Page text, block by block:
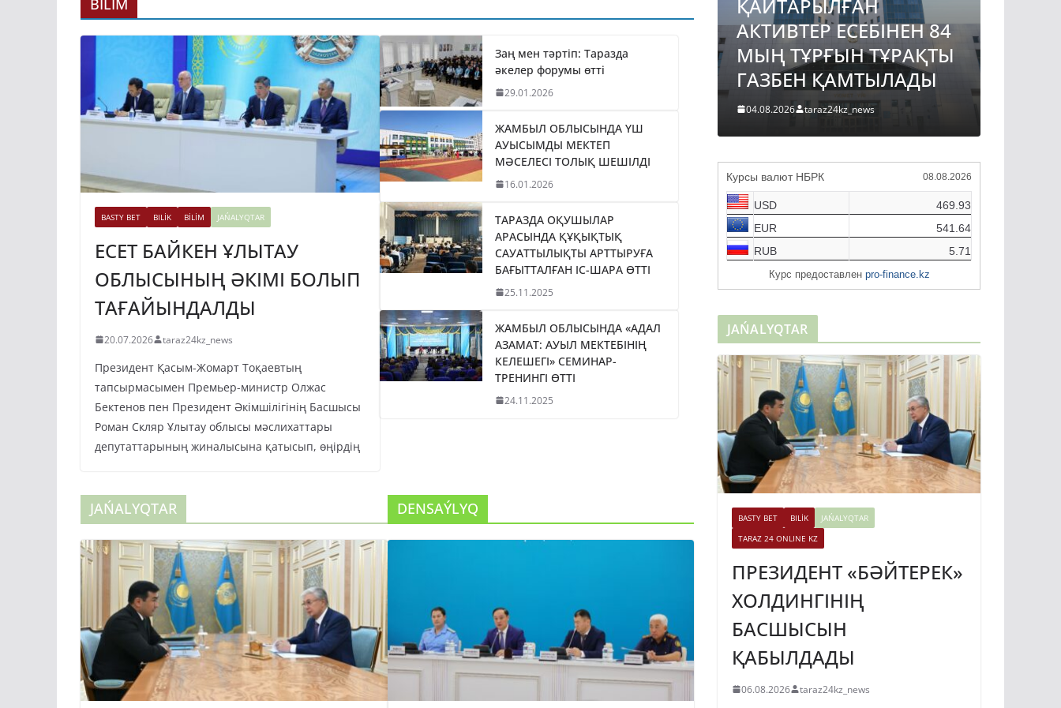
BASTY BET BILİK BİLİM JAŃALYQTAR
ЕСЕТ БАЙКЕН ҰЛЫТАУ
ОБЛЫСЫНЫҢ ӘКІМІ БОЛЫП
ТАҒАЙЫНДАЛДЫ
20.07.2026 taraz24kz_news
Президент Қасым-Жомарт Тоқаевтың
тапсырмасымен Премьер-министр Олжас
Бектенов пен Президент Әкімшілігінің Басшысы
Роман Скляр Ұлытау облысы мәслихаттары
депутаттарының жиналысына қатысып, өңірдің
Заң мен тәртіп: Таразда
әкелер форумы өтті
29.01.2026
ЖАМБЫЛ ОБЛЫСЫНДА ҮШ
АУЫСЫМДЫ МЕКТЕП
МӘСЕЛЕСІ ТОЛЫҚ ШЕШІЛДІ
16.01.2026
ТАРАЗДА ОҚУШЫЛАР
АРАСЫНДА ҚҰҚЫҚТЫҚ
САУАТТЫЛЫҚТЫ АРТТЫРУҒА
БАҒЫТТАЛҒАН ІС-ШАРА ӨТТІ
25.11.2025
ЖАМБЫЛ ОБЛЫСЫНДА «АДАЛ
АЗАМАТ: АУЫЛ МЕКТЕБІНІҢ
КЕЛЕШЕГІ» СЕМИНАР-
ТРЕНИНГІ ӨТТІ
24.11.2025
JAŃALYQTAR DENSAÝLYQ
ДАМЫТУДЫҢ 2035
ЖЫЛҒА ДЕЙІНГІ
ЖОСПАРЫ БЕКІТІЛДІ
31.07.2026 taraz24kz_news
ХОЛДИНГІНІҢ
БАСШЫСЫН
ҚАБЫЛДАДЫ
ҚАЙТАРЫЛҒАН
АКТИВТЕР ЕСЕБІНЕН 84
МЫҢ ТҰРҒЫН ТҰРАҚТЫ
ГАЗБЕН ҚАМТЫЛАДЫ
04.08.2026 taraz24kz_news
Курсы валют НБРК 08.08.2026
USD
469.93
EUR
541.64
RUB
5.71
Курс предоставлен pro-finance.kz
JAŃALYQTAR
BASTY BET BILİK
JAŃALYQTAR
TARAZ 24 ONLINE KZ
ПРЕЗИДЕНТ «БӘЙТЕРЕК»
ХОЛДИНГІНІҢ
БАСШЫСЫН
ҚАБЫЛДАДЫ
06.08.2026 taraz24kz_news